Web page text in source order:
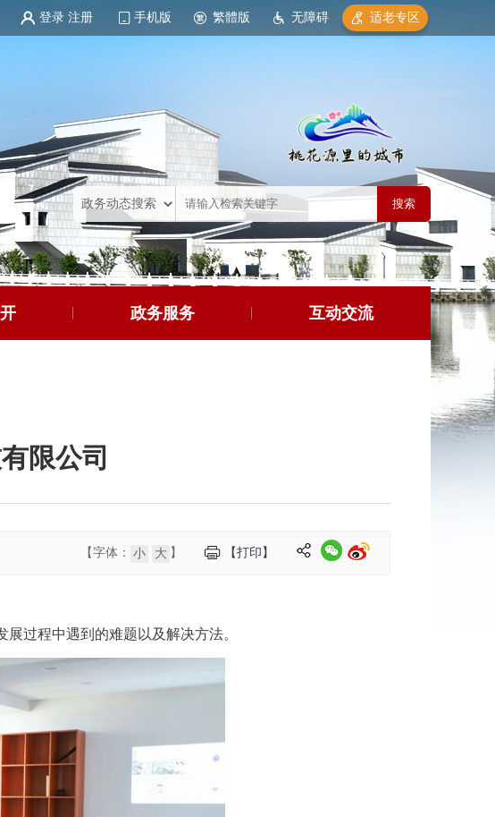
登录 注册 手机版 繁體版 无障碍 适老专区
政务服务 互动交流
限公司
【打印】
【字体： 小 大 】
过程中遇到的难题以及解决方法。